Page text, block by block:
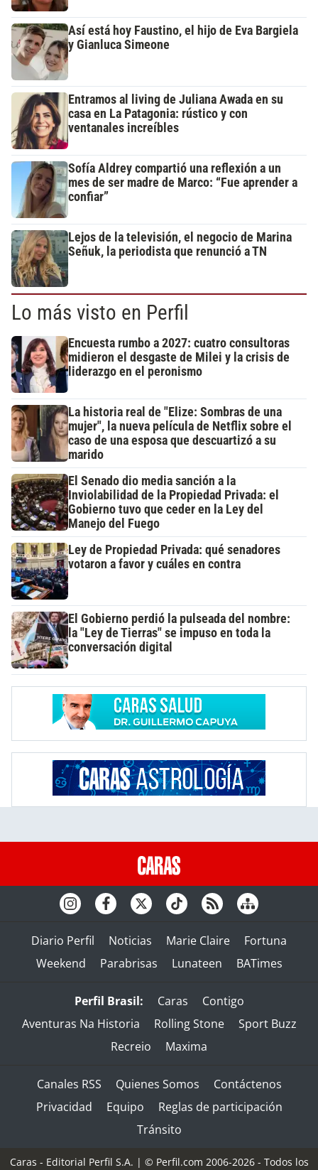
Así está hoy Faustino, el hijo de Eva Bargiela
y Gianluca Simeone
Entramos al living de Juliana Awada en su
casa en La Patagonia: rústico y con
ventanales increíbles
Sofía Aldrey compartió una reflexión a un
mes de ser madre de Marco: “Fue aprender a
confiar”
Lejos de la televisión, el negocio de Marina
Señuk, la periodista que renunció a TN
Lo más visto en Perfil
Encuesta rumbo a 2027: cuatro consultoras
midieron el desgaste de Milei y la crisis de
liderazgo en el peronismo
La historia real de "Elize: Sombras de una
mujer", la nueva película de Netflix sobre el
caso de una esposa que descuartizó a su
marido
El Senado dio media sanción a la
Inviolabilidad de la Propiedad Privada: el
Gobierno tuvo que ceder en la Ley del
Manejo del Fuego
Ley de Propiedad Privada: qué senadores
votaron a favor y cuáles en contra
El Gobierno perdió la pulseada del nombre:
la "Ley de Tierras" se impuso en toda la
conversación digital
Diario Perfil Noticias Marie Claire
Fortuna
Weekend
Parabrisas Lunateen BATimes
Perfil Brasil: Caras
Contigo
Aventuras Na Historia
Rolling Stone
Sport Buzz
Recreio
Maxima
Canales RSS Quienes Somos
Contáctenos
Privacidad
Equipo
Reglas de participación
Tránsito
Caras - Editorial Perfil S.A. | © Perfil.com 2006-2026 - Todos los